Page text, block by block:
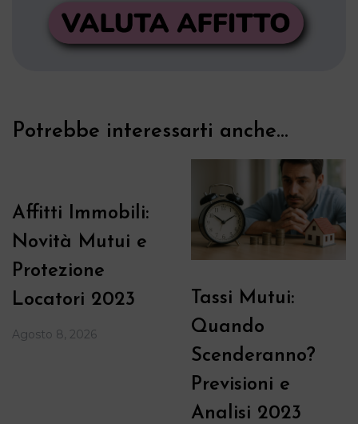
Potrebbe interessarti anche...
Affitti Immobili:
Novità Mutui e
Protezione
Locatori 2023
Agosto 8, 2026
Tassi Mutui:
Quando
Scenderanno?
Previsioni e
Analisi 2023